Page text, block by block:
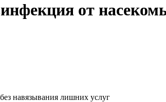
от
навязывания лишних услуг